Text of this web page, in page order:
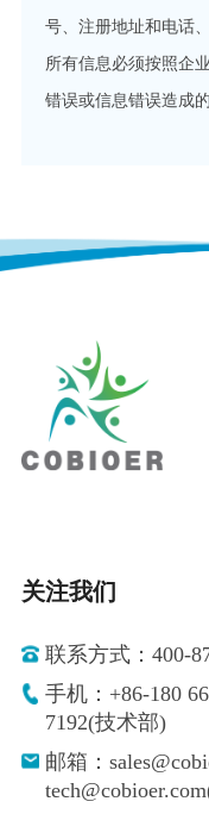
号、注册地址和电话
所有信息必须按照企
错误或信息错误造成
关注我们
联系方式：400-
手机：+86-180
7192(技术部)
邮箱：